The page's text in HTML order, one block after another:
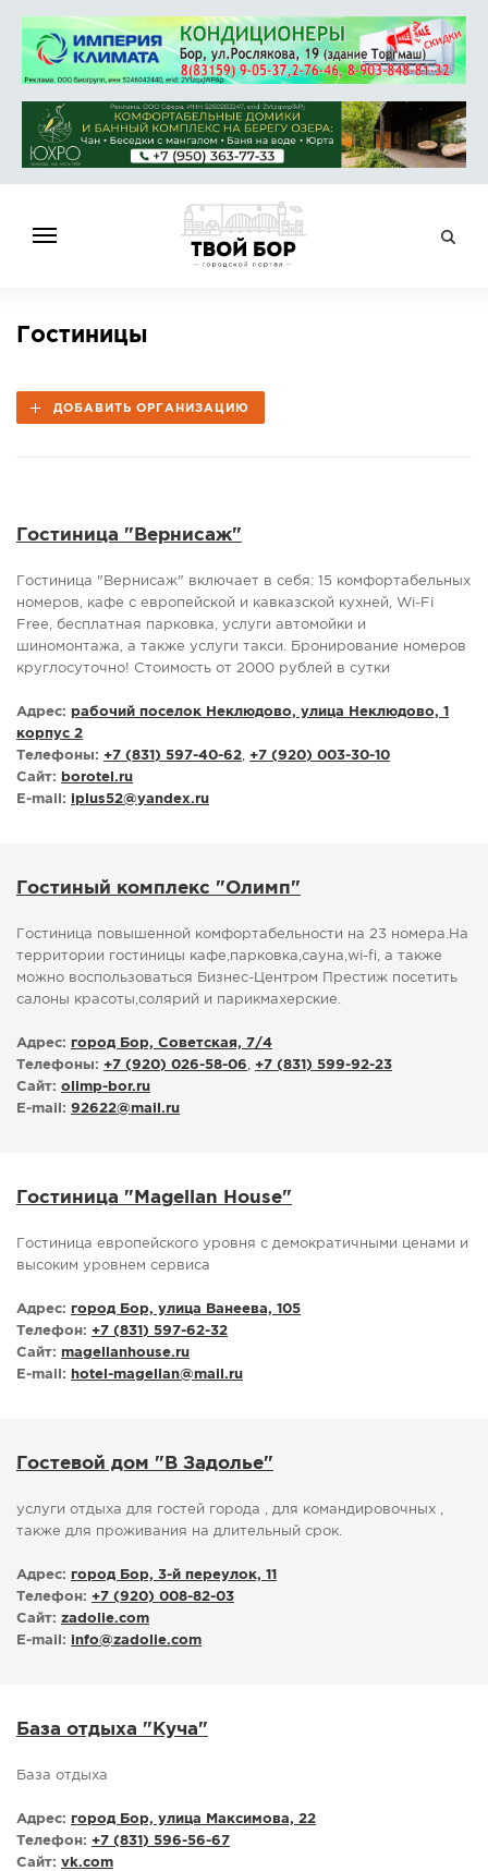
НОВОСТИ
ОБЪЯВЛЕНИЯ
КОНКУРСЫ
ГОЛОСОВАНИЯ
Гостиницы
ДОБАВИТЬ ОРГАНИЗАЦИЮ
Гостиница "Вернисаж"
Гостиница "Вернисаж" включает в себя: 15 комфортабельных
номеров, кафе с европейской и кавказской кухней, Wi-Fi
Free, бесплатная парковка, услуги автомойки и
шиномонтажа, а также услуги такси. Бронирование номеров
круглосуточно! Стоимость от 2000 рублей в сутки
Адрес: рабочий поселок Неклюдово, улица Неклюдово, 1
корпус 2
Телефоны: +7 (831) 597-40-62
+7 (920) 003-30-10
Сайт:
borotel.ru
E-mail: iplus52@yandex.ru
Гостиный комплекс "Олимп"
Гостиница повышенной комфортабельности на 23 номера.На
территории гостиницы кафе,парковка,сауна,wi-fi, а также
можно воспользоваться Бизнес-Центром Престиж посетить
салоны красоты,солярий и парикмахерские.
Адрес: город Бор, Советская, 7/4
Телефоны: +7 (920) 026-58-06
+7 (831) 599-92-23
Сайт: olimp-bor.ru
E-mail: 92622@mail.ru
Гостиница "Magellan House"
Гостиница европейского уровня с демократичными ценами и
высоким уровнем сервиса
Адрес: город Бор, улица Ванеева, 105
Телефон: +7 (831) 597-62-32
Сайт: magellanhouse.ru
E-mail:
hotel-magellan@mail.ru
Гостевой дом "В Задолье"
услуги отдыха для гостей города , для командировочных ,
также для проживания на длительный срок.
Адрес: город Бор, 3-й переулок, 11
Телефон: +7 (920) 008-82-03
Сайт: zadolie.com
E-mail: info@zadolie.com
База отдыха "Куча"
База отдыха
Адрес: город Бор, улица Максимова, 22
Телефон: +7 (831) 596-56-67
Сайт: vk.com